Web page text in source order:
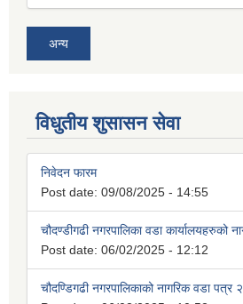
अन्य
विधुतीय शुसासन सेवा
निवेदन फारम
Post date: 09/08/2025 - 14:55
चौदण्डीगढी नगरपालिका वडा कार्यालयहरुको
Post date: 06/02/2025 - 12:12
चौदण्डिगढी नगरपालिकाको नागरिक वडा